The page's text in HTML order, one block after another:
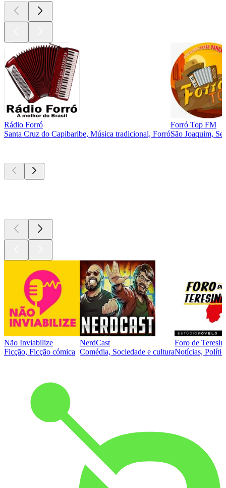
Rádio Forró
Santa Cruz do Capibaribe, Música tradicional, Forró
Forró Top FM
São Joaquim,
Não Inviabilize
Ficção, Ficção cómica
NerdCast
Comédia, Sociedade e cultura
Foro de
Notícias,